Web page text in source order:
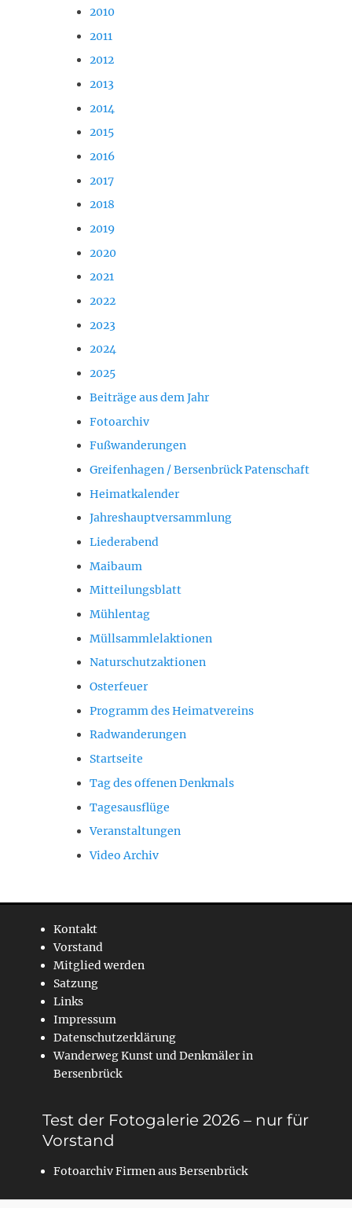
2010
2011
2012
2013
2014
2015
2016
2017
2018
2019
2020
2021
2022
2023
2024
2025
Beiträge aus dem Jahr
Fotoarchiv
Fußwanderungen
Greifenhagen / Bersenbrück Patenschaft
Heimatkalender
Jahreshauptversammlung
Liederabend
Maibaum
Mitteilungsblatt
Mühlentag
Müllsammlelaktionen
Naturschutzaktionen
Osterfeuer
Programm des Heimatvereins
Radwanderungen
Startseite
Tag des offenen Denkmals
Tagesausflüge
Veranstaltungen
Video Archiv
Kontakt
Vorstand
Mitglied werden
Satzung
Links
Impressum
Datenschutzerklärung
Wanderweg Kunst und Denkmäler in
Bersenbrück
Test der Fotogalerie 2026 – nur für
Vorstand
Fotoarchiv Firmen aus Bersenbrück